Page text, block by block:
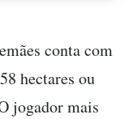
conta com
hectares ou
jogador mais